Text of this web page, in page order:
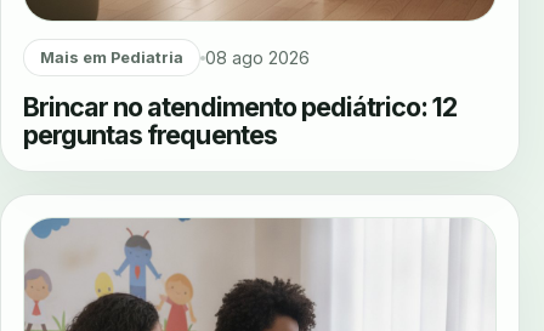
Mais em Pediatria 08 ago 2026
Brincar no atendimento pediátrico: 12
perguntas frequentes